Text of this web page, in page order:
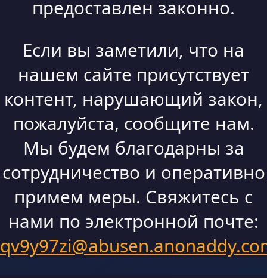
предоставлен законно.
Если вы заметили, что на
нашем сайте присутствует
контент, нарушающий закон,
пожалуйста, сообщите нам.
Мы будем благодарны за
сотрудничество и оперативно
примем меры. Свяжитесь с
нами по электронной почте: